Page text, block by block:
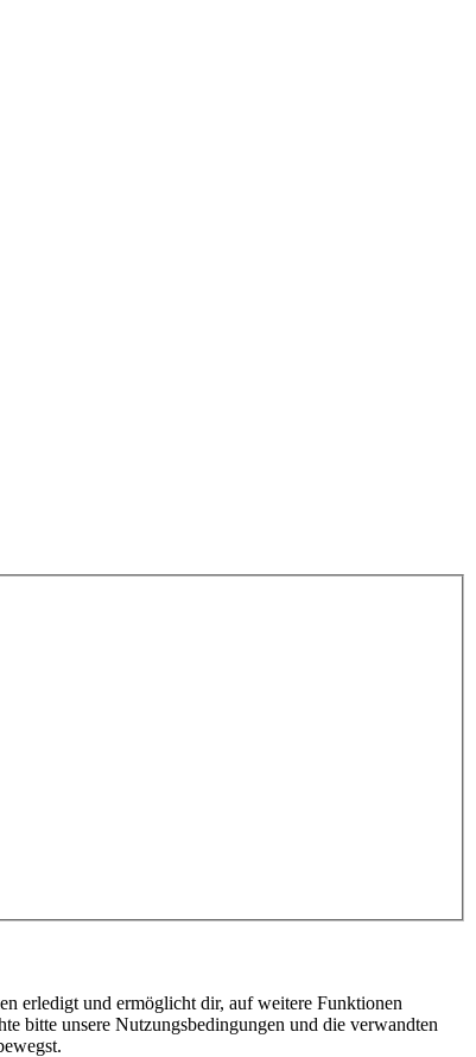
erledigt und ermöglicht dir, auf weitere Funktionen
bitte unsere Nutzungsbedingungen und die verwandten